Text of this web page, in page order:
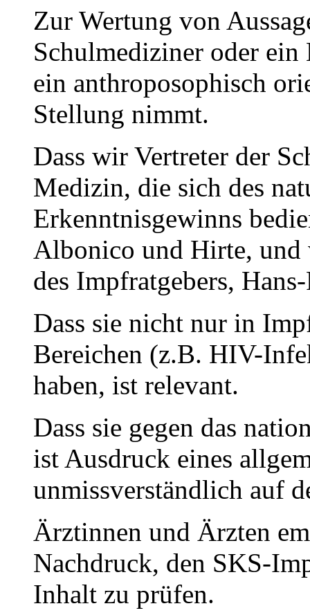
Zur Wertung von
Schulmediziner oder
ein anthroposophisch
Stellung nimmt.
Dass wir Vertreter der
Medizin, die sich des
Erkenntnisgewinns
Albonico und Hirte, und
des Impfratgebers,
Dass sie nicht nur in
Bereichen (z.B. HIV-
haben, ist relevant.
Dass sie gegen das
ist Ausdruck eines
unmissverständlich auf
Ärztinnen und Ärzten
Nachdruck, den SKS-
Inhalt zu prüfen.